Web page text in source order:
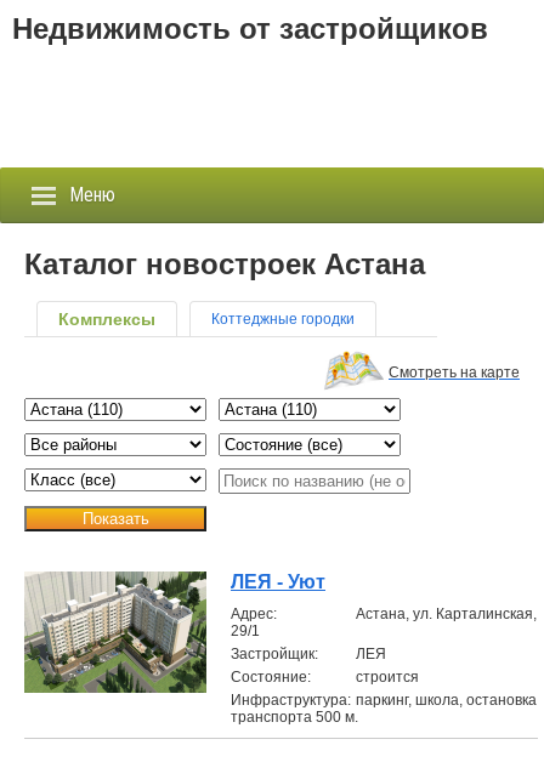
Недвижимость от застройщиков
Меню
Застройщики
Новости
События
Агентства
Объявления
Кабинет
Каталог новостроек Астана
Комплексы Коттеджные городки
Смотреть на карте
Показать
ЛЕЯ - Уют
Aдрес:
Астана, ул. Карталинская,
29/1
Застройщик:
ЛЕЯ
Состояние:
строится
Инфраструктура: паркинг, школа, остановка
транспорта 500 м.